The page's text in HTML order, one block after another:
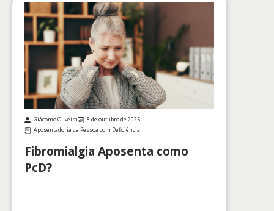
Giácomo Oliveira
8 de outubro de 2025
Aposentadoria da Pessoa com Deficiência
Fibromialgia Aposenta como
PcD?